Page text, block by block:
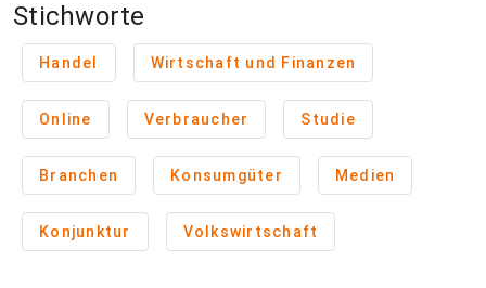
Stichworte
Handel Wirtschaft und Finanzen
Online Verbraucher Studie
Branchen Konsumgüter Medien
Konjunktur Volkswirtschaft